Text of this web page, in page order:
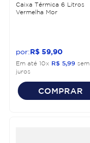
Caixa Térmica 6 Litros
Vermelha Mor
R$ 59 90
Em até 10x R$ 5,99 sem
juros
COMPRAR